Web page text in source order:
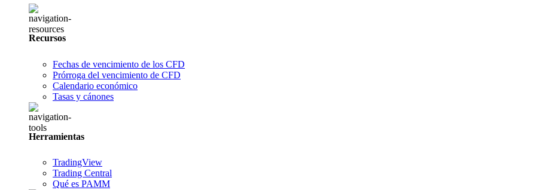
Recursos
Fechas de vencimiento de los CFD
Prórroga del vencimiento de CFD
Calendario económico
Tasas y cánones
Herramientas
TradingView
Trading Central
Qué es PAMM